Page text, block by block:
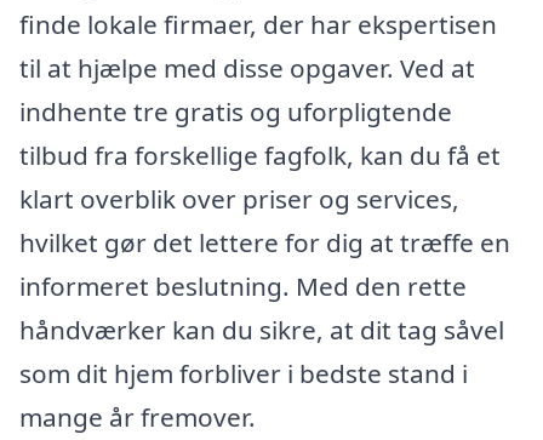
finde lokale firmaer, der har ekspertisen
til at hjælpe med disse opgaver. Ved at
indhente tre gratis og uforpligtende
tilbud fra forskellige fagfolk, kan du få et
klart overblik over priser og services,
hvilket gør det lettere for dig at træffe en
informeret beslutning. Med den rette
håndværker kan du sikre, at dit tag såvel
som dit hjem forbliver i bedste stand i
mange år fremover.